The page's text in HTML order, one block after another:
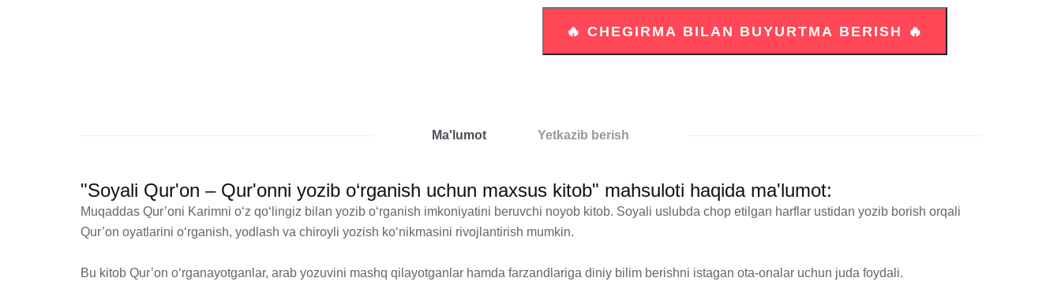
Ma'lumot Yetkazib berish
"Soyali Qur'on – Qur'onni yozib o‘rganish uchun maxsus kitob" mahsuloti haqida ma'lumot:
Muqaddas Qur’oni Karimni o‘z qo‘lingiz bilan yozib o‘rganish imkoniyatini beruvchi noyob kitob. Soyali uslubda chop etilgan harflar ustidan yozib borish orqali
Qur’on oyatlarini o‘rganish, yodlash va chiroyli yozish ko‘nikmasini rivojlantirish mumkin.
Bu kitob Qur’on o‘rganayotganlar, arab yozuvini mashq qilayotganlar hamda farzandlariga diniy bilim berishni istagan ota-onalar uchun juda foydali.